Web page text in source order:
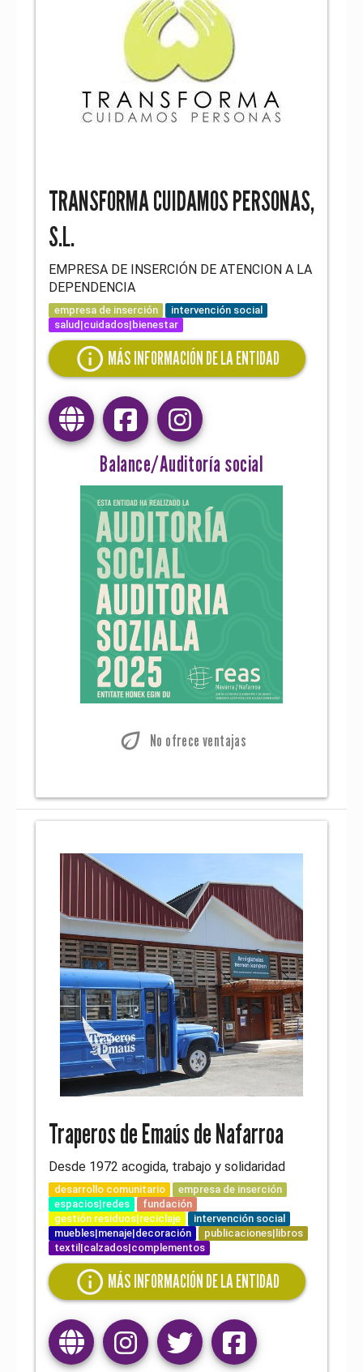
TRANSFORMA CUIDAMOS PERSONAS,
S.L.
EMPRESA DE INSERCIÓN DE ATENCION A LA
DEPENDENCIA
empresa de inserción
intervención social
salud|cuidados|bienestar
info MÁS INFORMACIÓN DE LA ENTIDAD
Balance/Auditoría social
eco No ofrece ventajas
Traperos de Emaús de Nafarroa
Desde 1972 acogida, trabajo y solidaridad
desarrollo comunitario
empresa de inserción
espacios|redes
fundación
gestión residuos|reciclaje
intervención social
muebles|menaje|decoración
publicaciones|libros
textil|calzados|complementos
info MÁS INFORMACIÓN DE LA ENTIDAD